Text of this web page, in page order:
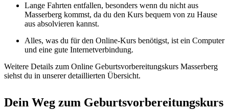
Lange Fahrten entfallen, besonders wenn du nicht aus
Masserberg kommst, da du den Kurs bequem von zu Hause
aus absolvieren kannst.
Alles, was du für den Online-Kurs benötigst, ist ein Computer
und eine gute Internetverbindung.
Weitere Details zum Online Geburtsvorbereitungskurs Masserberg
siehst du in unserer detaillierten Übersicht.
Dein Weg zum Geburtsvorbereitungskurs